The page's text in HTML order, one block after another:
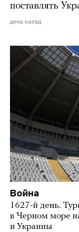
поставлять
день назад
Война
1627-й день.
в Черном море
и Украины